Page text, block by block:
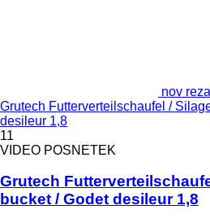
nov
Grutech Futterverteilschaufel /
desileur 1,8
11
VIDEO POSNETEK
Grutech
bucket / Godet desileur 1,8